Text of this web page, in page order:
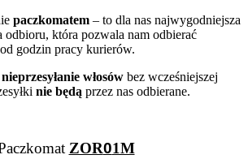
paczkomatem – to dla nas najwygodniejsza
odbioru, która pozwala nam odbierać
godzin pracy kurierów.
nieprzesyłanie włosów bez wcześniejszej
nie będą przez nas odbierane.
ZOR01M